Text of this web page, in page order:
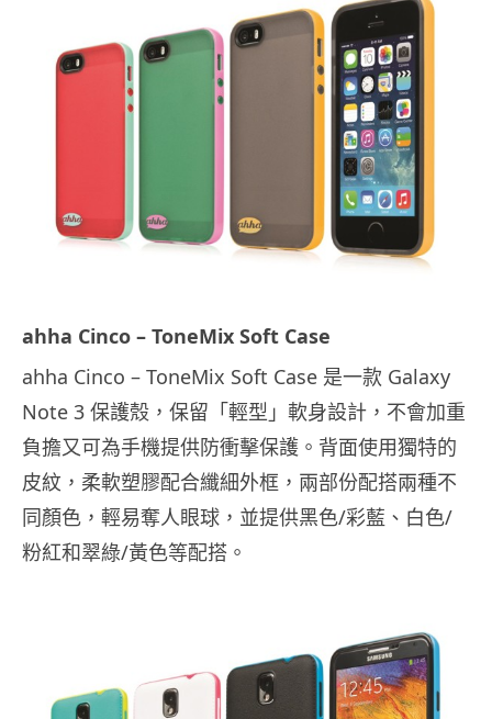
ahha Cinco – ToneMix Soft Case
ahha Cinco – ToneMix Soft Case 是一款 Galaxy
Note 3 保護殼，保留「輕型」軟身設計，不會加重
負擔又可為手機提供防衝擊保護。背面使用獨特的
皮紋，柔軟塑膠配合纖細外框，兩部份配搭兩種不
同顏色，輕易奪人眼球，並提供黑色/彩藍、白色/
粉紅和翠綠/黃色等配搭。